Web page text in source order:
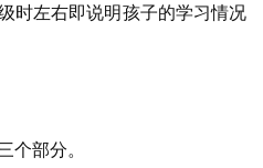
时左右即说明孩子的学习情况
个部分。